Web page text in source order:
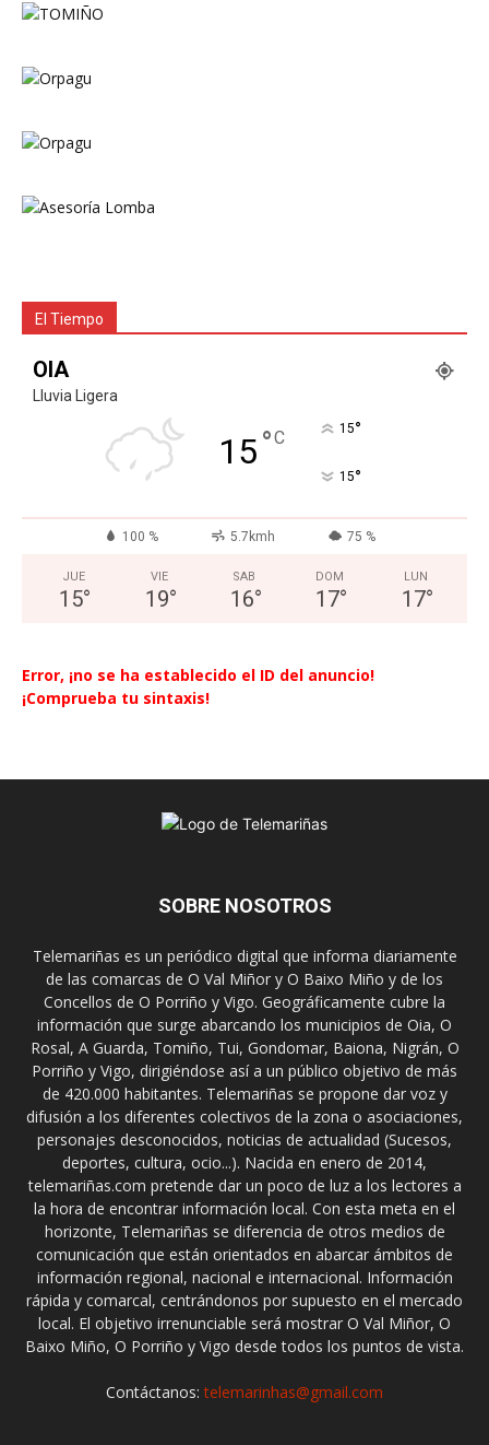
El Tiempo
OIA
Lluvia Ligera
15°C 15°
15°
100 % 5.7kmh 75 %
JUE
15°
VIE
19°
SAB
16°
DOM
17°
LUN
17°
Error, ¡no se ha establecido el ID del anuncio!
¡Comprueba tu sintaxis!
SOBRE NOSOTROS
Telemariñas es un periódico digital que informa diariamente
de las comarcas de O Val Miñor y O Baixo Miño y de los
Concellos de O Porriño y Vigo. Geográficamente cubre la
información que surge abarcando los municipios de Oia, O
Rosal, A Guarda, Tomiño, Tui, Gondomar, Baiona, Nigrán, O
Porriño y Vigo, dirigiéndose así a un público objetivo de más
de 420.000 habitantes. Telemariñas se propone dar voz y
difusión a los diferentes colectivos de la zona o asociaciones,
personajes desconocidos, noticias de actualidad (Sucesos,
deportes, cultura, ocio...). Nacida en enero de 2014,
telemariñas.com pretende dar un poco de luz a los lectores a
la hora de encontrar información local. Con esta meta en el
horizonte, Telemariñas se diferencia de otros medios de
comunicación que están orientados en abarcar ámbitos de
información regional, nacional e internacional. Información
rápida y comarcal, centrándonos por supuesto en el mercado
local. El objetivo irrenunciable será mostrar O Val Miñor, O
Baixo Miño, O Porriño y Vigo desde todos los puntos de vista.
Contáctanos:telemarinhas@gmail.com